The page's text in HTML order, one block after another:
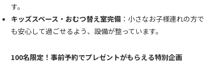
す。
キッズスペース・おむつ替え室完備 ：小さなお子様連れの方で
も安心して過ごせるよう、設備が整っています。
100名限定！事前予約でプレゼントがもらえる特別企画